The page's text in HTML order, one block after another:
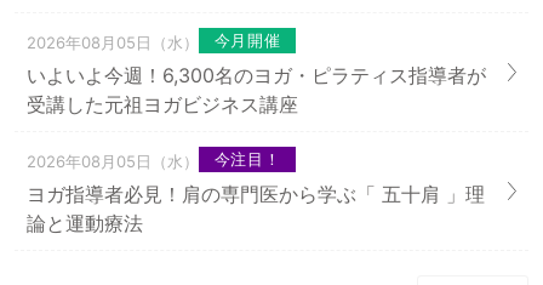
2026年08月05日（水） 今月開催
いよいよ今週！6,300名のヨガ・ピラティス指導者が
受講した元祖ヨガビジネス講座
2026年08月05日（水） 今注目！
ヨガ指導者必見！肩の専門医から学ぶ「 五十肩 」理
論と運動療法